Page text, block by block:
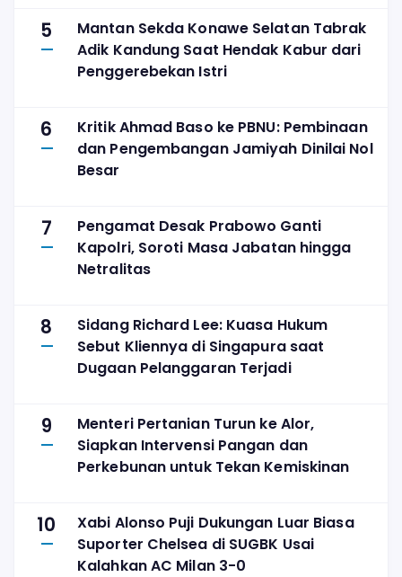
5
Mantan Sekda Konawe Selatan Tabrak
Adik Kandung Saat Hendak Kabur dari
Penggerebekan Istri
6
Kritik Ahmad Baso ke PBNU: Pembinaan
dan Pengembangan Jamiyah Dinilai Nol
Besar
7
Pengamat Desak Prabowo Ganti
Kapolri, Soroti Masa Jabatan hingga
Netralitas
8
Sidang Richard Lee: Kuasa Hukum
Sebut Kliennya di Singapura saat
Dugaan Pelanggaran Terjadi
9
Menteri Pertanian Turun ke Alor,
Siapkan Intervensi Pangan dan
Perkebunan untuk Tekan Kemiskinan
10
Xabi Alonso Puji Dukungan Luar Biasa
Suporter Chelsea di SUGBK Usai
Kalahkan AC Milan 3-0